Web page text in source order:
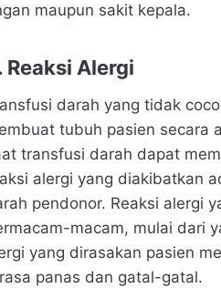
maupun sakit kepala.
Reaksi Alergi
darah yang tidak
tubuh pasien secara
transfusi darah dapat
alergi yang diakibatkan
pendonor. Reaksi alergi
macam, mulai dari
yang dirasakan pasien
panas dan gatal-gatal.